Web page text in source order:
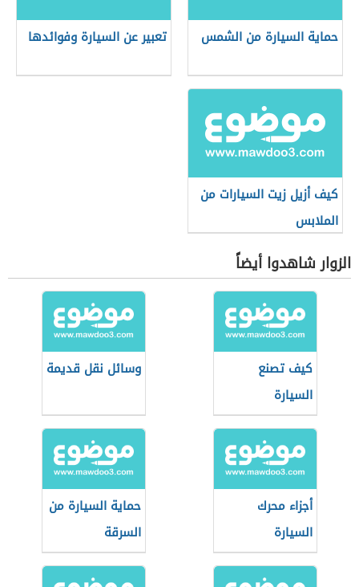
حماية السيارة من الشمس تعبير عن السيارة وفوائدها
كيف أزيل زيت السيارات من
الملابس
الزوار شاهدوا أيضاً
كيف تصنع
السيارة
وسائل نقل قديمة
أجزاء محرك
السيارة
حماية السيارة من
السرقة